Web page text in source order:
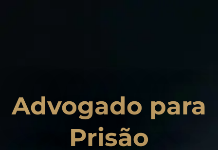
Advogado para
Prisão